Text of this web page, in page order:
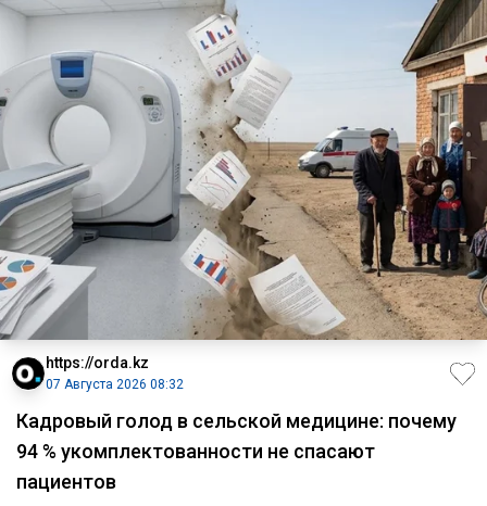
https://orda.kz
07 Августа 2026 08:32
Кадровый голод в сельской медицине: почему
94 % укомплектованности не спасают
пациентов